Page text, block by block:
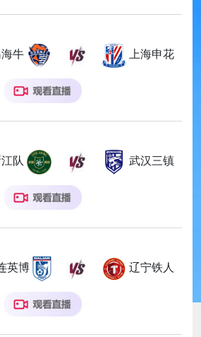
牛 上海申花
队 武汉三镇
英博 辽宁铁人